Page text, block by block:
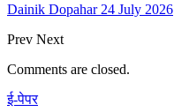
Dainik Dopahar 24 July 2026
Prev Next
Comments are closed.
ई-पेपर